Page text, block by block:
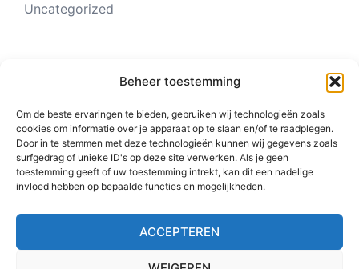
Beheer toestemming
Om de beste ervaringen te bieden, gebruiken wij technologieën zoals
cookies om informatie over je apparaat op te slaan en/of te raadplegen.
Door in te stemmen met deze technologieën kunnen wij gegevens zoals
surfgedrag of unieke ID's op deze site verwerken. Als je geen
toestemming geeft of uw toestemming intrekt, kan dit een nadelige
invloed hebben op bepaalde functies en mogelijkheden.
ACCEPTEREN
Uncategorized
Login
Vermeldingen feed
Reacties feed
WordPress.org